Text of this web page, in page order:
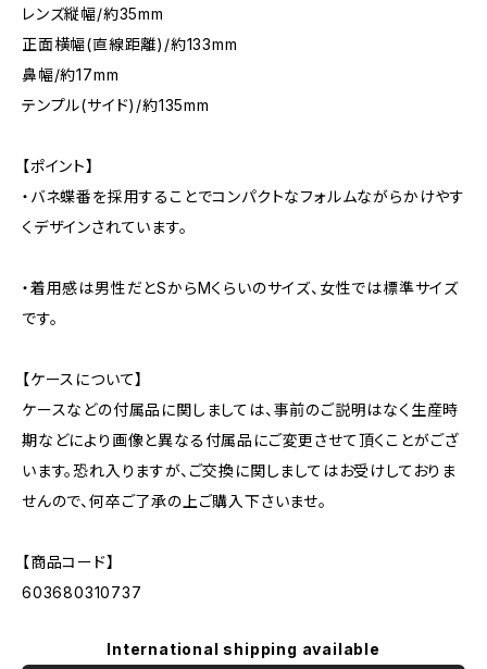
レンズ縦幅/約35mm
正面横幅(直線距離)/約133mm
鼻幅/約17mm
テンプル(サイド)/約135mm
【ポイント】
・バネ蝶番を採用することでコンパクトなフォルムながらかけやす
くデザインされています。
・着用感は男性だとSからMくらいのサイズ、女性では標準サイズ
です。
【ケースについて】
ケースなどの付属品に関しましては、事前のご説明はなく生産時
期などにより画像と異なる付属品にご変更させて頂くことがござ
います。恐れ入りますが、ご交換に関しましてはお受けしておりま
せんので、何卒ご了承の上ご購入下さいませ。
【商品コード】
603680310737
International shipping available